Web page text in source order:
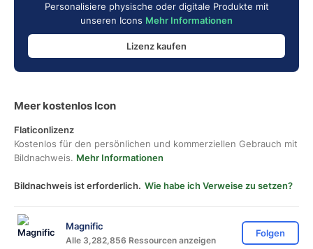
Personalisiere physische oder digitale Produkte mit
unseren Icons Mehr Informationen
Lizenz kaufen
Meer kostenlos Icon
Flaticonlizenz
Kostenlos für den persönlichen und kommerziellen Gebrauch mit
Bildnachweis. Mehr Informationen
Bildnachweis ist erforderlich. Wie habe ich Verweise zu setzen?
Magnific
Alle 3,282,856 Ressourcen anzeigen
Folgen